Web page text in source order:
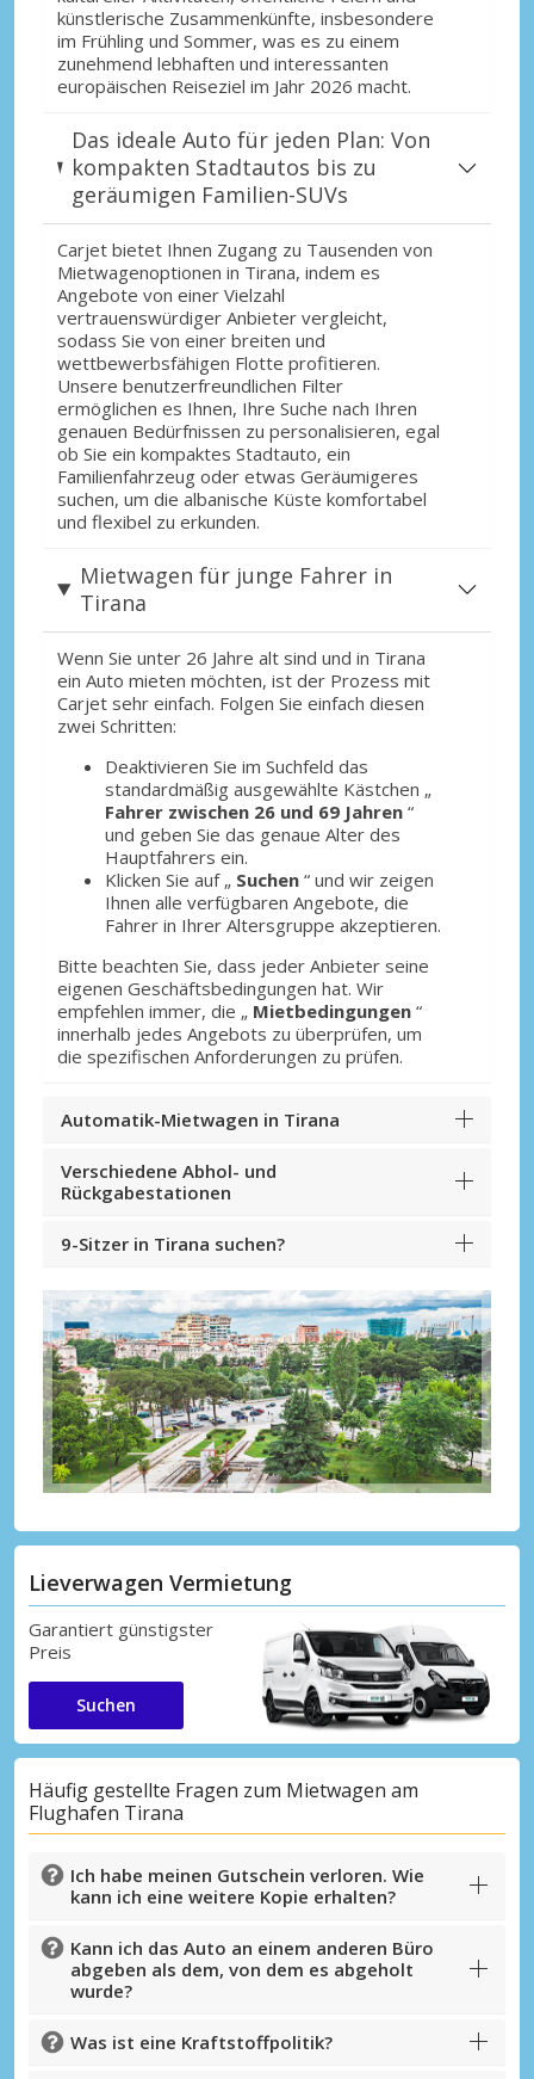
künstlerische Zusammenkünfte, insbesondere
im Frühling und Sommer, was es zu einem
zunehmend lebhaften und interessanten
europäischen Reiseziel im Jahr 2026 macht.
Das ideale Auto für jeden Plan: Von
kompakten Stadtautos bis zu
geräumigen Familien-SUVs
Carjet bietet Ihnen Zugang zu Tausenden von
Mietwagenoptionen in Tirana, indem es
Angebote von einer Vielzahl
vertrauenswürdiger Anbieter vergleicht,
sodass Sie von einer breiten und
wettbewerbsfähigen Flotte profitieren.
Unsere benutzerfreundlichen Filter
ermöglichen es Ihnen, Ihre Suche nach Ihren
genauen Bedürfnissen zu personalisieren, egal
ob Sie ein kompaktes Stadtauto, ein
Familienfahrzeug oder etwas Geräumigeres
suchen, um die albanische Küste komfortabel
und flexibel zu erkunden.
Mietwagen für junge Fahrer in
Tirana
Wenn Sie unter 26 Jahre alt sind und in Tirana
ein Auto mieten möchten, ist der Prozess mit
Carjet sehr einfach. Folgen Sie einfach diesen
zwei Schritten:
Deaktivieren Sie im Suchfeld das
standardmäßig ausgewählte Kästchen „
Fahrer zwischen 26 und 69 Jahren “
und geben Sie das genaue Alter des
Hauptfahrers ein.
Klicken Sie auf „ Suchen “ und wir zeigen
Ihnen alle verfügbaren Angebote, die
Fahrer in Ihrer Altersgruppe akzeptieren.
Bitte beachten Sie, dass jeder Anbieter seine
eigenen Geschäftsbedingungen hat. Wir
empfehlen immer, die „ Mietbedingungen “
innerhalb jedes Angebots zu überprüfen, um
die spezifischen Anforderungen zu prüfen.
Automatik-Mietwagen in Tirana
Verschiedene Abhol- und
Rückgabestationen
9-Sitzer in Tirana suchen?
Lieverwagen Vermietung
Garantiert günstigster
Preis
Suchen
Häufig gestellte Fragen zum Mietwagen am
Flughafen Tirana
Ich habe meinen Gutschein verloren. Wie
kann ich eine weitere Kopie erhalten?
Kann ich das Auto an einem anderen Büro
abgeben als dem, von dem es abgeholt
wurde?
Was ist eine Kraftstoffpolitik?